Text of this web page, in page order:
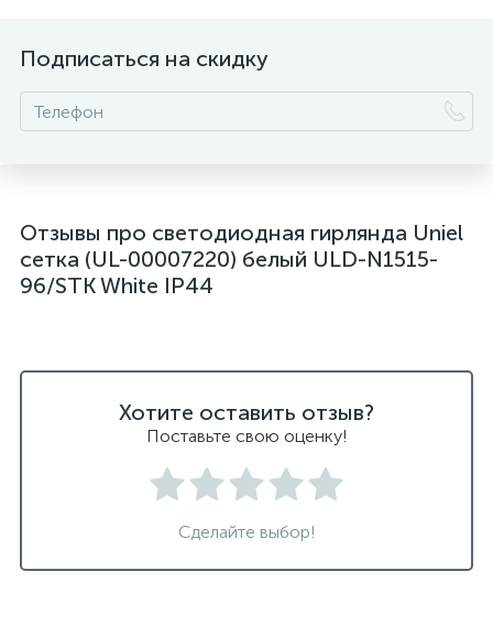
Подписаться на скидку
Отзывы про светодиодная гирлянда Uniel
сетка (UL-00007220) белый ULD-N1515-
96/STK White IP44
Хотите оставить отзыв?
Поставьте свою оценку!
Сделайте выбор!